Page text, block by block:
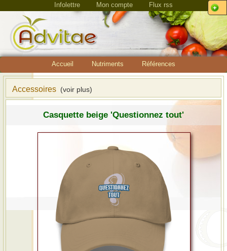
Infolettre Mon compte Flux rss
Accueil Nutriments Références
Accessoires (voir plus)
Casquette beige 'Questionnez tout'